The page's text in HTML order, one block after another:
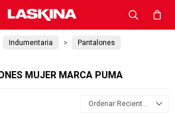
Indumentaria Pantalones
MUJER MARCA PUMA
Recientes